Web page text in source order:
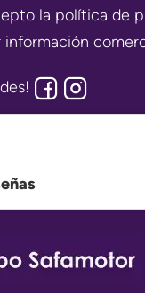
la política de
información